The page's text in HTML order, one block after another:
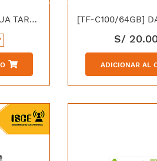
[TF-C100/128GB] DAHUA TARJETA MEMORIA MICRO SD 128G
S/
ADICIONAR AL